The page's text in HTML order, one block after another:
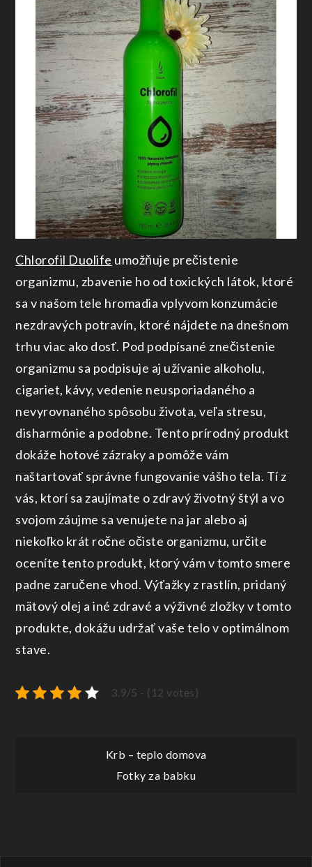
Chlorofil Duolife umožňuje prečistenie
organizmu, zbavenie ho od toxických látok, ktoré
sa v našom tele hromadia vplyvom konzumácie
nezdravých potravín, ktoré nájdete na dnešnom
trhu viac ako dosť. Pod podpísané znečistenie
organizmu sa podpisuje aj užívanie alkoholu,
cigariet, kávy, vedenie neusporiadaného a
nevyrovnaného spôsobu života, veľa stresu,
disharmónie a podobne. Tento prírodný produkt
dokáže hotové zázraky a pomôže vám
naštartovať správne fungovanie vášho tela. Tí z
vás, ktorí sa zaujímate o zdravý životný štýl a vo
svojom záujme sa venujete na jar alebo aj
niekoľko krát ročne očiste organizmu, určite
oceníte tento produkt, ktorý vám v tomto smere
padne zaručene vhod. Výťažky z rastlín, pridaný
mätový olej a iné zdravé a výživné zložky v tomto
produkte, dokážu udržať vaše telo v optimálnom
stave.
3.9/5 - (12 votes)
NavigaceKrb – teplo domova
Fotky za babku